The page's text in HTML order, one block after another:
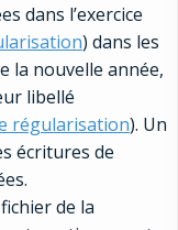
dans l’exercice
) dans les
la nouvelle année,
libellé
régularisation). Un
écritures de
de la